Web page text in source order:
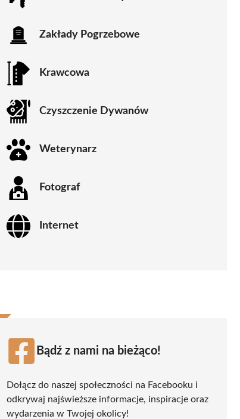
Zakłady Pogrzebowe
Krawcowa
Czyszczenie Dywanów
Weterynarz
Fotograf
Internet
Bądź z nami na bieżąco!
Dołącz do naszej społeczności na Facebooku i
odkrywaj najświeższe informacje, inspiracje oraz
wydarzenia w Twojej okolicy!